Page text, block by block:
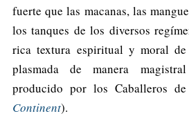
fuerte que las macanas, las
los tanques de los diversos
rica textura espiritual y moral de
plasmada de manera
producido por los Caballeros
Continent).